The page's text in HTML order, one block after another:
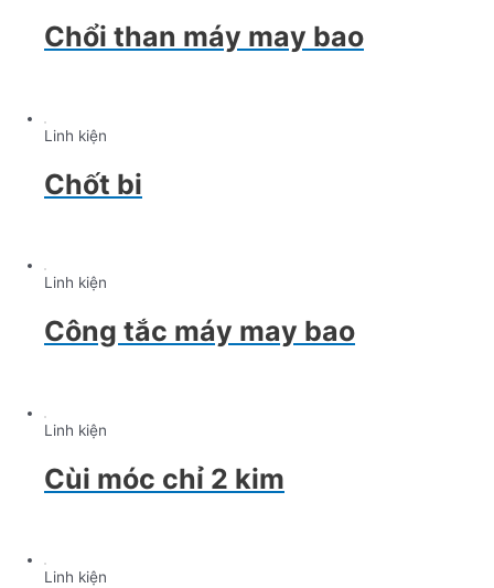
Chổi than máy may bao
Linh kiện
Chốt bi
Linh kiện
Công tắc máy may bao
Linh kiện
Cùi móc chỉ 2 kim
Linh kiện